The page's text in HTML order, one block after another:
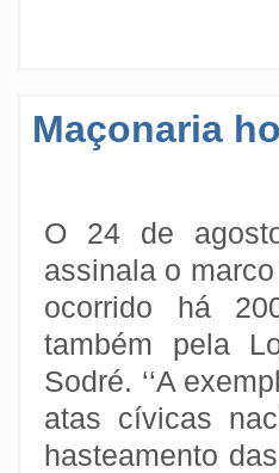
Maçonaria
O 24 de
assinala o
ocorrido há
também pela
Sodré. ‘‘A
atas cívicas
hasteamento